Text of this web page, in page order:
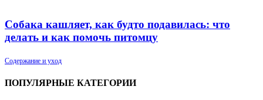
Собака кашляет, как будто подавилась: что
делать и как помочь питомцу
Содержание и уход
ПОПУЛЯРНЫЕ КАТЕГОРИИ